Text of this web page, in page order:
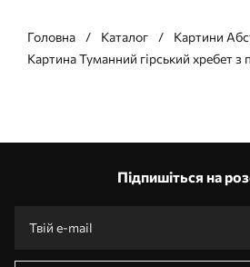
Головна Каталог
Картини
Картина Туманний гірський хребет
Підпишіться на